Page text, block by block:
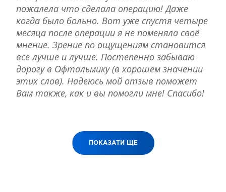
пожалела что сделала операцию! Даже
когда было больно. Вот уже спустя четыре
месяца после операции я не поменяла своё
мнение. Зрение по ощущениям становится
все лучше и лучше. Постепенно забываю
дорогу в Офтальмику (в хорошем значении
этих слов). Надеюсь мой отзыв поможет
Вам также, как и вы помогли мне! Спасибо!
ПОКАЗАТИ ЩЕ